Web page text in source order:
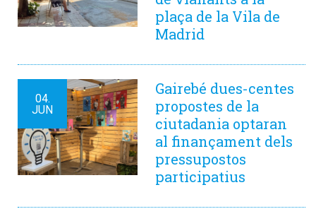
plaça de la Vila de
Madrid
04.
JUN
Gairebé dues-centes
propostes de la
ciutadania optaran
al finançament dels
pressupostos
participatius